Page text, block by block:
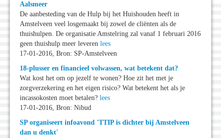
Aalsmeer
De aanbesteding van de Hulp bij het Huishouden heeft in
Amstelveen veel losgemaakt bij zowel de cliënten als de
thuishulpen. De organisatie Amstelring zal vanaf 1 februari 2016
geen thuishulp meer leveren lees
17-01-2016, Bron: SP-Amstelveen
18-plusser en financieel volwassen, wat betekent dat?
Wat kost het om op jezelf te wonen? Hoe zit het met je
zorgverzekering en het eigen risico? Wat betekent het als je
incassokosten moet betalen? lees
17-01-2016, Bron: Nibud
SP organiseert infoavond 'TTIP is dichter bij Amstelveen
dan u denkt'